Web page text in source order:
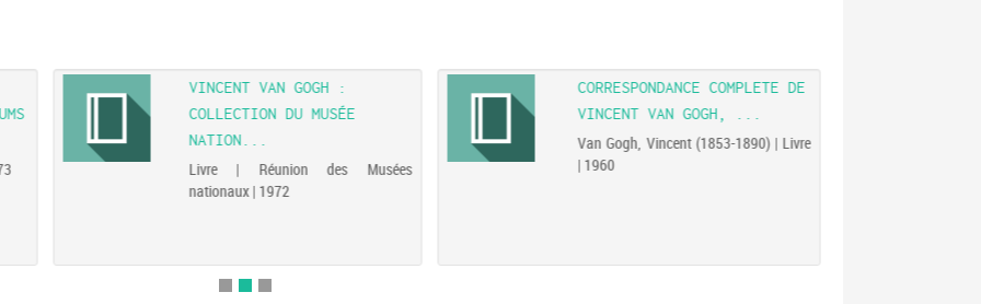
VINCENT VAN GOGH :
COLLECTION DU MUSÉE
NATION...
Livre | Réunion des Musées
nationaux | 1972
CORRESPONDANCE COMPLETE DE
VINCENT VAN GOGH, ...
Van Gogh, Vincent (1853-1890) | Livre
| 1960